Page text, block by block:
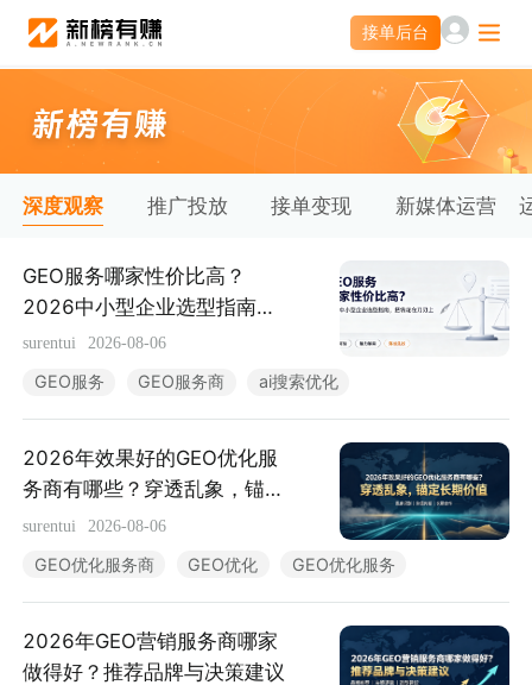
接单后台
深度观察 推广投放 接单变现 新媒体运营
GEO服务哪家性价比高？
2026中小型企业选型指南，
把钱花在刀刃上
surentui 2026-08-06
GEO服务 GEO服务商 ai搜索优化
2026年效果好的GEO优化服
务商有哪些？穿透乱象，锚定
长期价值
surentui 2026-08-06
GEO优化服务商 GEO优化 GEO优化服务
2026年GEO营销服务商哪家
做得好？推荐品牌与决策建议
接单后台
营销服务
投公众号 投微信群
素人推广
小红书聚光投放 爆文灵感库
热门服务
APP新媒体推广 文旅新媒体营销
小红书素人推广
流量赚钱